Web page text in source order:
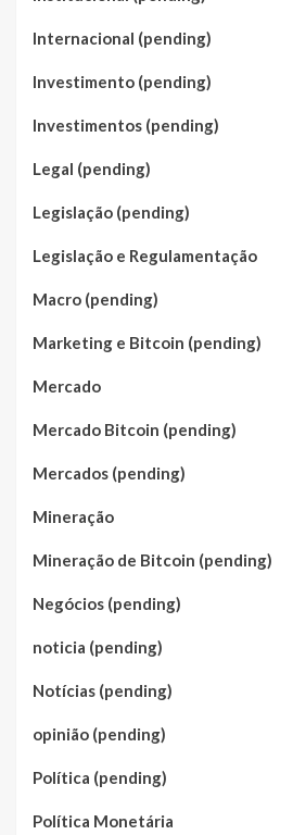
Internacional (pending)
Investimento (pending)
Investimentos (pending)
Legal (pending)
Legislação (pending)
Legislação e Regulamentação
Macro (pending)
Marketing e Bitcoin (pending)
Mercado
Mercado Bitcoin (pending)
Mercados (pending)
Mineração
Mineração de Bitcoin (pending)
Negócios (pending)
noticia (pending)
Notícias (pending)
opinião (pending)
Política (pending)
Política Monetária